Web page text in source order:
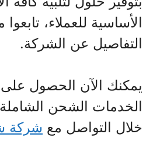
الأساسية للعملاء،
التفاصيل عن الشركة.
يمكنك الآن الحصول
الخدمات الشحن
خلال التواصل مع شركة